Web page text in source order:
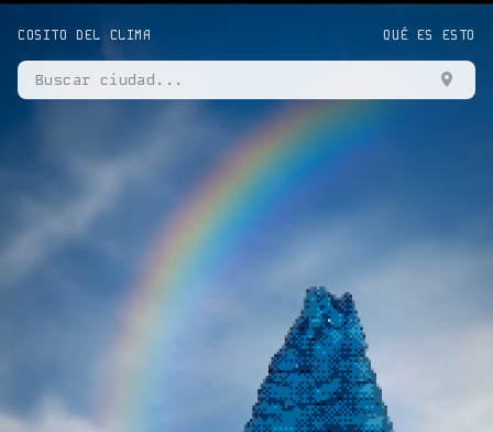
COSITO DEL CLIMA QUÉ ES ESTO